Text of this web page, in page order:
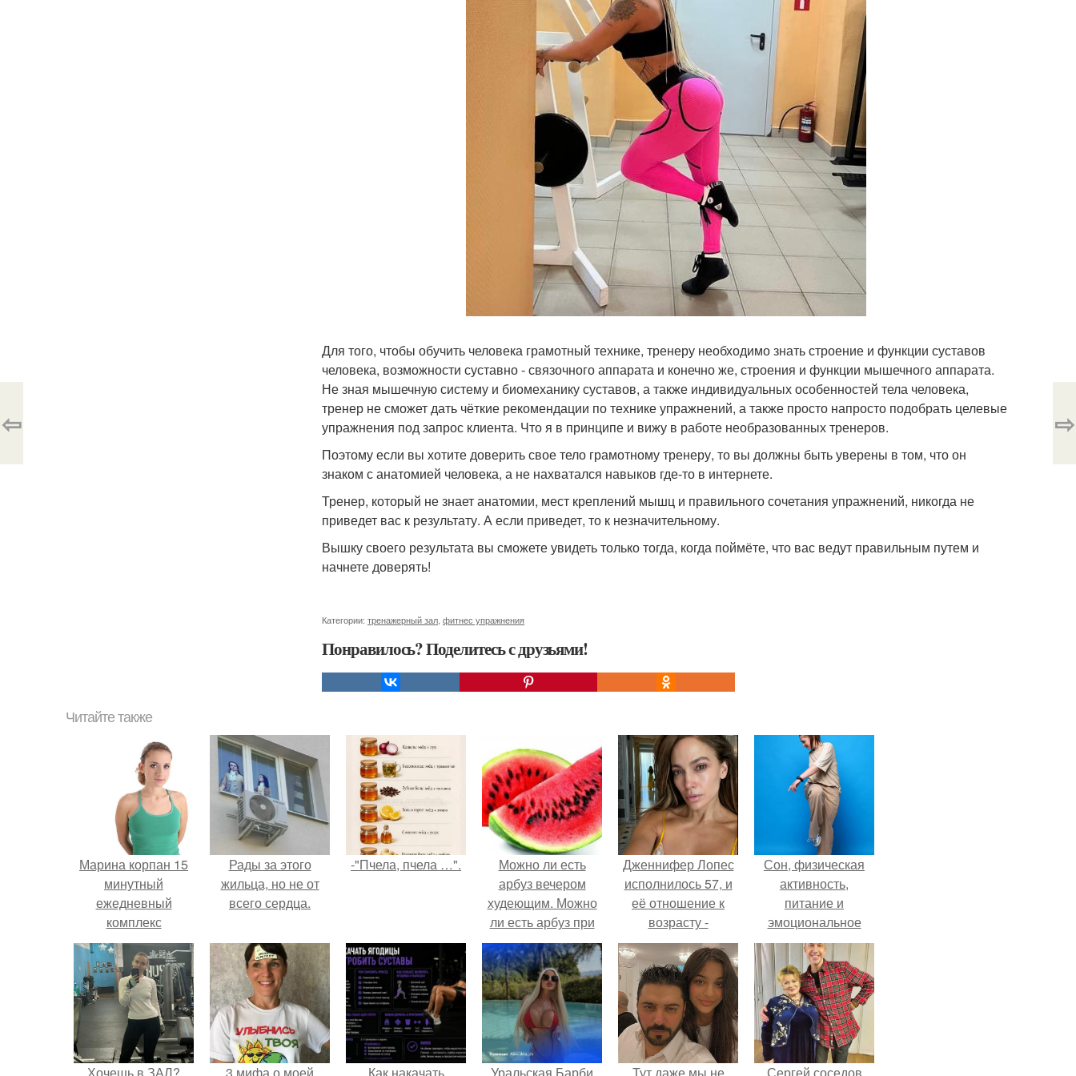
Для того, чтобы обучить человека грамотный технике, тренеру необходимо знать строение и функции суставов
человека, возможности суставно - связочного аппарата и конечно же, строения и функции мышечного аппарата.
Не зная мышечную систему и биомеханику суставов, а также индивидуальных особенностей тела человека,
тренер не сможет дать чёткие рекомендации по технике упражнений, а также просто напросто подобрать целевые
упражнения под запрос клиента. Что я в принципе и вижу в работе необразованных тренеров.
Поэтому если вы хотите доверить свое тело грамотному тренеру, то вы должны быть уверены в том, что он
знаком с анатомией человека, а не нахватался навыков где-то в интернете.
Тренер, который не знает анатомии, мест креплений мышц и правильного сочетания упражнений, никогда не
приведет вас к результату. А если приведет, то к незначительному.
Вышку своего результата вы сможете увидеть только тогда, когда поймёте, что вас ведут правильным путем и
начнете доверять!
Категории: тренажерный зал фитнес упражнения
Понравилось? Поделитесь с друзьями!
⇦ ⇨
Читайте также
Марина корпан 15
минутный
ежедневный
комплекс
упражнений. Как
появилась
методика
бодифлекс
Рады за этого
жильца, но не от
всего сердца.
-"Пчела, пчела …".
Можно ли есть
арбуз вечером
худеющим. Можно
ли есть арбуз при
похудении вечером,
калорийность
арбуза
Дженнифер Лопес
исполнилось 57, и
её отношение к
возрасту -
настоящий
манифест
уверенности: "не
говорите, что я
отлично выгляжу
для 57.
Сон, физическая
активность,
питание и
эмоциональное
состояние!